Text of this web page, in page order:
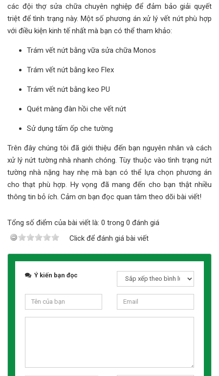
các đội thợ sửa chữa chuyên nghiệp để đảm bảo giải quyết
triệt để tình trạng này. Một số phương án xử lý vết nứt phù hợp
với điều kiện kinh tế nhất mà bạn có thể tham khảo:
Trám vết nứt bằng vữa sửa chữa Monos
Trám vết nứt bằng keo Flex
Trám vết nứt bằng keo PU
Quét màng đàn hồi che vết nứt
Sử dụng tấm ốp che tường
Trên đây chúng tôi đã giới thiệu đến bạn nguyên nhân và cách
xử lý nứt tường nhà nhanh chóng. Tùy thuộc vào tình trạng nứt
tường nhà nặng hay nhẹ mà bạn có thể lựa chọn phương án
cho thạt phù hợp. Hy vọng đã mang đến cho bạn thật nhiều
thông tin bỏ ích. Cảm ơn bạn đọc quan tâm theo dõi bài viết!
Tổng số điểm của bài viết là: 0 trong 0 đánh giá
Click để đánh giá bài viết
Ý kiến bạn đọc